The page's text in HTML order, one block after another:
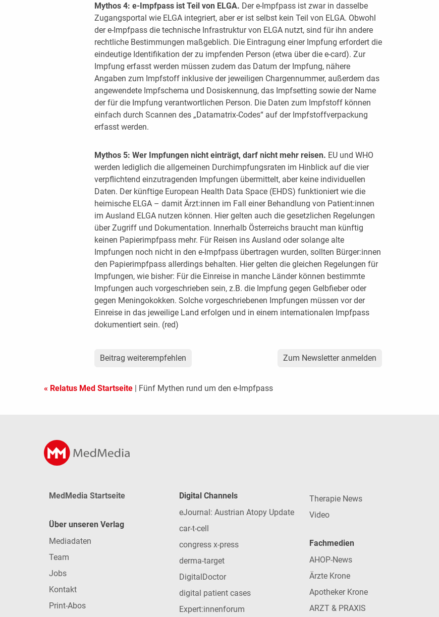
Mythos 4: e-Impfpass ist Teil von ELGA. Der e-Impfpass ist zwar in dasselbe
Zugangsportal wie ELGA integriert, aber er ist selbst kein Teil von ELGA. Obwohl
der e-Impfpass die technische Infrastruktur von ELGA nutzt, sind für ihn andere
rechtliche Bestimmungen maßgeblich. Die Eintragung einer Impfung erfordert die
eindeutige Identifikation der zu impfenden Person (etwa über die e-card). Zur
Impfung erfasst werden müssen zudem das Datum der Impfung, nähere
Angaben zum Impfstoff inklusive der jeweiligen Chargennummer, außerdem das
angewendete Impfschema und Dosiskennung, das Impfsetting sowie der Name
der für die Impfung verantwortlichen Person. Die Daten zum Impfstoff können
einfach durch Scannen des „Datamatrix-Codes“ auf der Impfstoffverpackung
erfasst werden.
Mythos 5: Wer Impfungen nicht einträgt, darf nicht mehr reisen. EU und WHO
werden lediglich die allgemeinen Durchimpfungsraten im Hinblick auf die vier
verpflichtend einzutragenden Impfungen übermittelt, aber keine individuellen
Daten. Der künftige European Health Data Space (EHDS) funktioniert wie die
heimische ELGA – damit Ärzt:innen im Fall einer Behandlung von Patient:innen
im Ausland ELGA nutzen können. Hier gelten auch die gesetzlichen Regelungen
über Zugriff und Dokumentation. Innerhalb Österreichs braucht man künftig
keinen Papierimpfpass mehr. Für Reisen ins Ausland oder solange alte
Impfungen noch nicht in den e-Impfpass übertragen wurden, sollten Bürger:innen
den Papierimpfpass allerdings behalten. Hier gelten die gleichen Regelungen für
Impfungen, wie bisher: Für die Einreise in manche Länder können bestimmte
Impfungen auch vorgeschrieben sein, z.B. die Impfung gegen Gelbfieber oder
gegen Meningokokken. Solche vorgeschriebenen Impfungen müssen vor der
Einreise in das jeweilige Land erfolgen und in einem internationalen Impfpass
dokumentiert sein. (red)
Beitrag weiterempfehlen Zum Newsletter anmelden
« Relatus Med Startseite | Fünf Mythen rund um den e-Impfpass
MedMedia Startseite
Über unseren Verlag
Mediadaten
Team
Jobs
Kontakt
Print-Abos
Digital Channels
eJournal: Austrian Atopy Update
car-t-cell
congress x-press
derma-target
DigitalDoctor
digital patient cases
Expert:innenforum
Therapie News
Video
Fachmedien
AHOP-News
Ärzte Krone
Apotheker Krone
ARZT & PRAXIS